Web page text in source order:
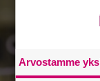
Arvostamme